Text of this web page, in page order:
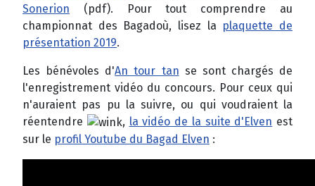
Sonerion (pdf). Pour tout comprendre au
championnat des Bagadoù, lisez la plaquette de
présentation 2019.
Les bénévoles d'An tour tan se sont chargés de
l'enregistrement vidéo du concours. Pour ceux qui
n'auraient pas pu la suivre, ou qui voudraient la
réentendre
, la vidéo de la suite d'Elven est
sur le profil Youtube du Bagad Elven :